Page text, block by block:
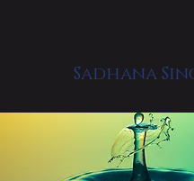
Sadhana